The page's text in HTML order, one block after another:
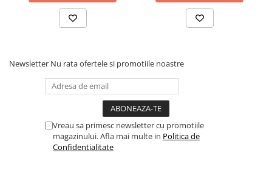
Recordere portabile
Sintetizatoare
Lumini si efecte
Cabluri de Alimentare
Case-uri de lumini
Newsletter Nu rata ofertele si promotiile noastre
Vreau sa primesc newsletter cu promotiile
magazinului. Afla mai multe in Politica de
Confidentialitate